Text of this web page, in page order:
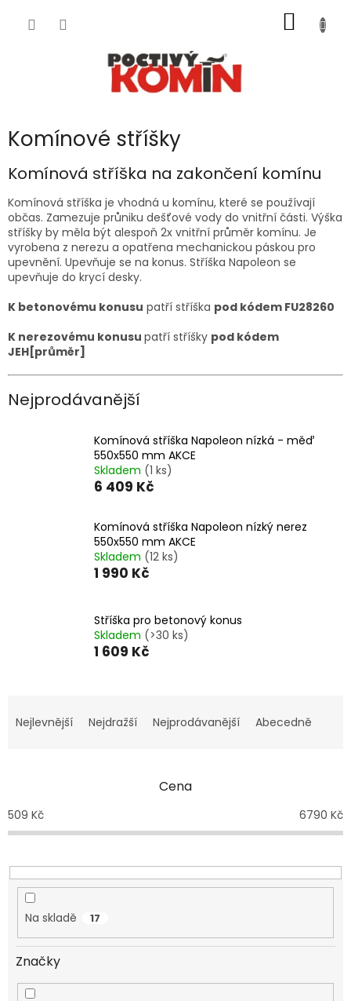
KOŠÍK
Komínové stříšky
Komínová stříška na zakončení komínu
Komínová stříška je vhodná u komínu, které se používají
občas. Zamezuje průniku dešťové vody do vnitřní části. Výška
stříšky by měla být alespoň 2x vnitřní průměr komínu. Je
vyrobena z nerezu a opatřena mechanickou páskou pro
upevnění. Upevňuje se na konus. Stříška Napoleon se
upevňuje do krycí desky.
K betonovému konusu patří stříška pod kódem FU28260
K nerezovému konusu patří stříšky pod kódem
JEH[průměr]
Nejprodávanější
Komínová stříška Napoleon nízká - měď
550x550 mm AKCE
Skladem (1 ks)
6 409 Kč
Komínová stříška Napoleon nízký nerez
550x550 mm AKCE
Skladem (12 ks)
1 990 Kč
Stříška pro betonový konus
Skladem (>30 ks)
1 609 Kč
a
p
r
o
u
Nejlevnější Nejdražší Nejprodávanější Abecedně
Cena
509 Kč 6790 Kč
Na skladě 17
Značky